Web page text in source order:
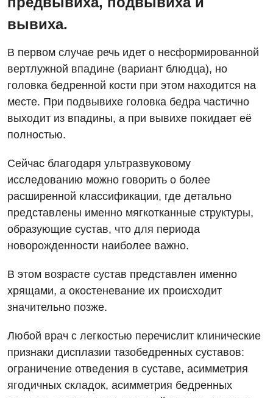
Детская кардиоревматология
Детская неврология
Детская ортопедия и травматология
Детская оториноларингология
Детская офтальмология
Детская хирургия
Детская эндокринология
Педиатрия
вывиха.
В первом случае речь идет о несформированной
вертлужной впадине (вариант блюдца), но
головка бедренной кости при этом находится на
месте. При подвывихе головка бедра частично
выходит из впадины, а при вывихе покидает её
полностью.
Сейчас благодаря ультразвуковому
исследованию можно говорить о более
расширенной классификации, где детально
представлены именно мягкотканные структуры,
образующие сустав, что для периода
новорожденности наиболее важно.
В этом возрасте сустав представлен именно
хрящами, а окостеневание их происходит
значительно позже.
Любой врач с легкостью перечислит клинические
признаки дисплазии тазобедренных суставов:
ограничение отведения в суставе, асимметрия
ягодичных складок, асимметрия бедренных